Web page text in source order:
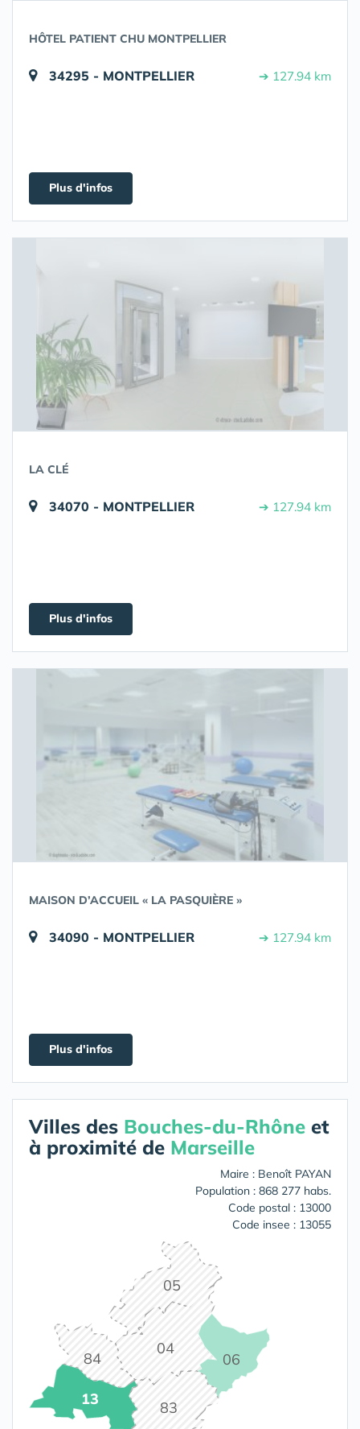
HÔTEL PATIENT CHU MONTPELLIER
34295 - MONTPELLIER ➔ 127.94 km
Plus d'infos
LA CLÉ
34070 - MONTPELLIER ➔ 127.94 km
Plus d'infos
MAISON D’ACCUEIL « LA PASQUIÈRE »
34090 - MONTPELLIER ➔ 127.94 km
Plus d'infos
Villes des Bouches-du-Rhône et
à proximité de Marseille
Maire : Benoît PAYAN
Population : 868 277 habs.
Code postal : 13000
Code insee : 13055
04
05
06
13 83
84